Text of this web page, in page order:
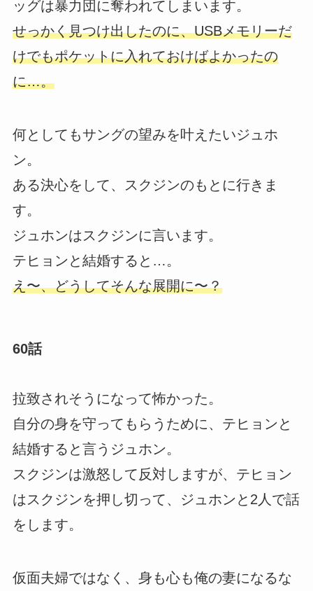
ッグは暴力団に奪われてしまいます。
せっかく見つけ出したのに、USBメモリーだ
けでもポケットに入れておけばよかったの
に…。
何としてもサングの望みを叶えたいジュホ
ン。
ある決心をして、スクジンのもとに行きま
す。
ジュホンはスクジンに言います。
テヒョンと結婚すると…。
え〜、どうしてそんな展開に〜？
60話
拉致されそうになって怖かった。
自分の身を守ってもらうために、テヒョンと
結婚すると言うジュホン。
スクジンは激怒して反対しますが、テヒョン
はスクジンを押し切って、ジュホンと2人で話
をします。
仮面夫婦ではなく、身も心も俺の妻になるな